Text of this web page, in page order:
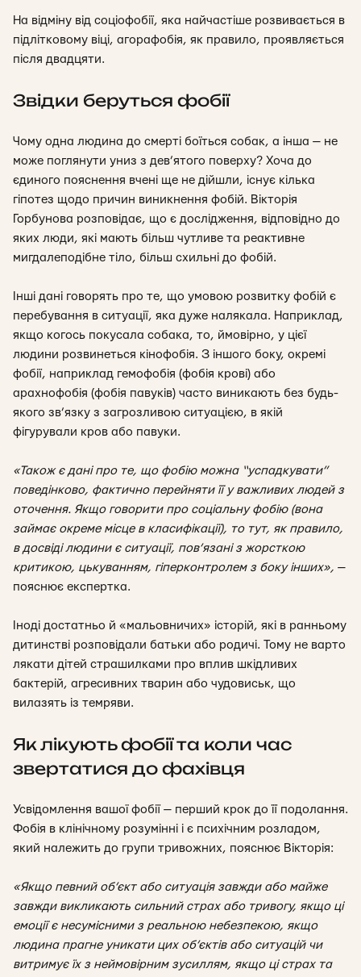
На відміну від соціофобії, яка найчастіше розвивається в
підлітковому віці, агорафобія, як правило, проявляється
після двадцяти.
Звідки беруться фобії
Чому одна людина до смерті боїться собак, а інша — не
може поглянути униз з дев’ятого поверху? Хоча до
єдиного пояснення вчені ще не дійшли, існує кілька
гіпотез щодо причин виникнення фобій. Вікторія
Горбунова розповідає, що є дослідження, відповідно до
яких люди, які мають більш чутливе та реактивне
мигдалеподібне тіло, більш схильні до фобій.
Інші дані говорять про те, що умовою розвитку фобій є
перебування в ситуації, яка дуже налякала. Наприклад,
якщо когось покусала собака, то, ймовірно, у цієї
людини розвинеться кінофобія. З іншого боку, окремі
фобії, наприклад гемофобія (фобія крові) або
арахнофобія (фобія павуків) часто виникають без будь-
якого зв’язку з загрозливою ситуацією, в якій
фігурували кров або павуки.
«Також є дані про те, що фобію можна “успадкувати”
поведінково, фактично перейняти її у важливих людей з
оточення. Якщо говорити про соціальну фобію (вона
займає окреме місце в класифікації), то тут, як правило,
в досвіді людини є ситуації, пов’язані з жорсткою
критикою, цькуванням, гіперконтролем з боку інших», —
пояснює експертка.
Іноді достатньо й «мальовничих» історій, які в ранньому
дитинстві розповідали батьки або родичі. Тому не варто
лякати дітей страшилками про вплив шкідливих
бактерій, агресивних тварин або чудовиськ, що
вилазять із темряви.
Як лікують фобії та коли час
звертатися до фахівця
Усвідомлення вашої фобії — перший крок до її подолання.
Фобія в клінічному розумінні і є психічним розладом,
який належить до групи тривожних, пояснює Вікторія:
«Якщо певний об’єкт або ситуація завжди або майже
завжди викликають сильний страх або тривогу, якщо ці
емоції є несумісними з реальною небезпекою, якщо
людина прагне уникати цих об’єктів або ситуацій чи
витримує їх з неймовірним зусиллям, якщо ці страх та